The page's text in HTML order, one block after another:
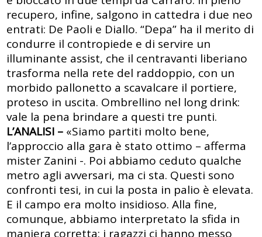
recupero, infine, salgono in cattedra i due neo
entrati: De Paoli e Diallo. “Depa” ha il merito di
condurre il contropiede e di servire un
illuminante assist, che il centravanti liberiano
trasforma nella rete del raddoppio, con un
morbido pallonetto a scavalcare il portiere,
proteso in uscita. Ombrellino nel long drink:
vale la pena brindare a questi tre punti.
L’ANALISI – «Siamo partiti molto bene,
l’approccio alla gara è stato ottimo – afferma
mister Zanini -. Poi abbiamo ceduto qualche
metro agli avversari, ma ci sta. Questi sono
confronti tesi, in cui la posta in palio è elevata.
E il campo era molto insidioso. Alla fine,
comunque, abbiamo interpretato la sfida in
maniera corretta: i ragazzi ci hanno messo